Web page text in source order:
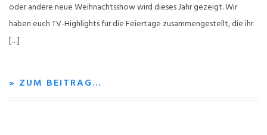
oder andere neue Weihnachtsshow wird dieses Jahr gezeigt. Wir
haben euch TV-Highlights für die Feiertage zusammengestellt, die ihr
[…]
» ZUM BEITRAG…